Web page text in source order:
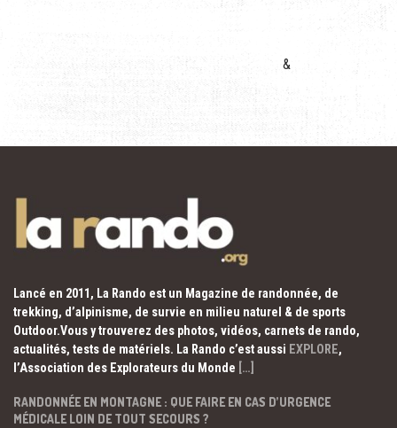
&
Lancé en 2011, La Rando est un Magazine de randonnée, de
trekking, d’alpinisme, de survie en milieu naturel & de sports
Outdoor.Vous y trouverez des photos, vidéos, carnets de rando,
actualités, tests de matériels. La Rando c’est aussi EXPLORE,
l’Association des Explorateurs du Monde […]
RANDONNÉE EN MONTAGNE : QUE FAIRE EN CAS D’URGENCE
MÉDICALE LOIN DE TOUT SECOURS ?